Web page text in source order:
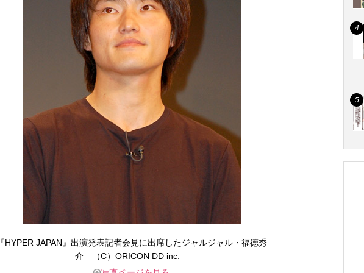
『HYPER JAPAN』出演発表記者会見に出席したジャルジャル・福徳秀
介 （C）ORICON DD inc.